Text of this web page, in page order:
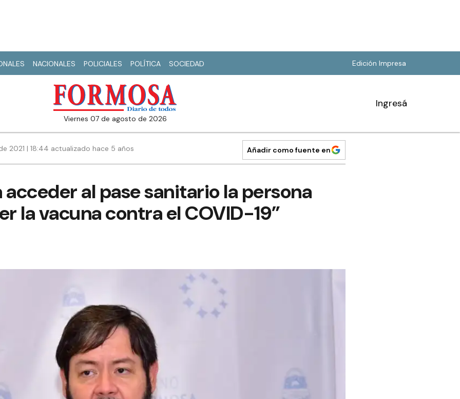
NACIONALES POLICIALES POLÍTICA SOCIEDAD Edición Impresa
viernes 07 de agosto de 2026
Ingresá
2021 | 18:44 actualizado hace 5 años Añadir como fuente en
acceder al pase sanitario la persona
la vacuna contra el COVID-19”